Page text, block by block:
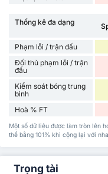
Thống kê đa dạng
Phạm lỗi / trận đấu
Đối thủ phạm lỗi / trận
đấu
Kiểm soát bóng trung
bình
Hoà % FT
Một số dữ liệu được làm tròn lên
thể bằng 101% khi cộng lại với
Trọng tài